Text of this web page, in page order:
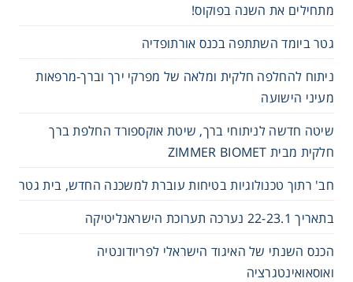
מתחילים את השנה בפוקוס!
גטר ביומד השתתפה בכנס אורתופדיה
ניתוח להחלפה חלקית ומלאה של מפרקי ירך וברך-מרפאות
מעיני הישועה
שיטה חדשה לניתוחי ברך, שיטת אוקספורד החלפת ברך
חלקית מבית ZIMMER BIOMET
חב' רתוך טכנולוגיות בטיחות עוברת למשכנה החדש, בית גטר
בתאריך 22-23.1 נערכה תערוכת הישראנליטיקה
הכנס השנתי של האיגוד הישראלי לפריודונטיה
ואוסאואינטגרציה